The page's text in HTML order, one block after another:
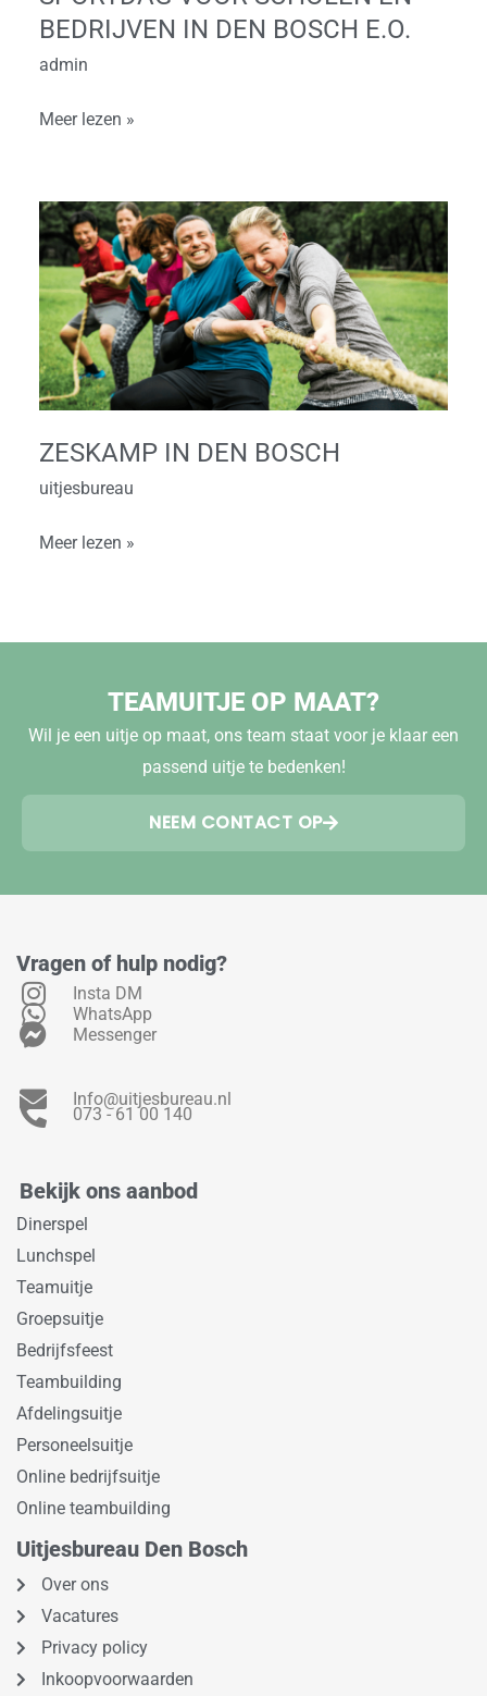
BEDRIJVEN IN DEN BOSCH E.O.
admin
e.o.
Meer lezen »
ZESKAMP IN DEN BOSCH
uitjesbureau
Zeskamp
in
Bosch
Meer lezen »
TEAMUITJE OP MAAT?
Wil je een uitje op maat, ons team staat voor je klaar een
passend uitje te bedenken!
NEEM CONTACT OP
Vragen of hulp nodig?
Insta DM
WhatsApp
Messenger
Info@uitjesbureau.nl
073 - 61 00 140
Bekijk ons aanbod
Dinerspel
Lunchspel
Teamuitje
Groepsuitje
Bedrijfsfeest
Teambuilding
Afdelingsuitje
Personeelsuitje
Online bedrijfsuitje
Online teambuilding
Uitjesbureau Den Bosch
Over ons
Vacatures
Privacy policy
Inkoopvoorwaarden